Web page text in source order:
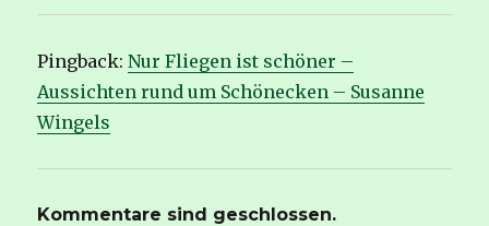
Pingback:Nur Fliegen ist schöner –
Aussichten rund um Schönecken – Susanne
Wingels
Kommentare sind geschlossen.